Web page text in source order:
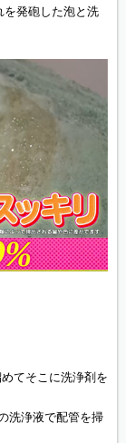
を発砲した泡と洗
てそこに洗浄剤を
洗浄液で配管を掃